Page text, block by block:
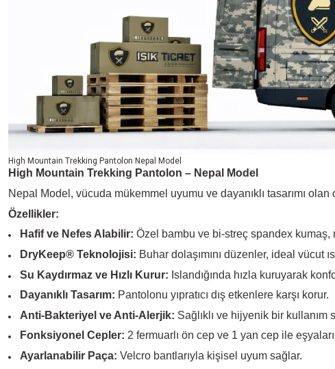
High Mountain Trekking Pantolon Nepal Model
High Mountain Trekking Pantolon – Nepal Model
Nepal Model, vücuda mükemmel uyumu ve dayanıklı tasarımı
Özellikler:
Hafif ve Nefes Alabilir: Özel bambu ve bi-streç spandex kumaş,
DryKeep® Teknolojisi: Buhar dolaşımını düzenler, ideal vücut
Su Kaydırmaz ve Hızlı Kurur: Islandığında hızla kuruyarak
Dayanıklı Tasarım: Pantolonu yıpratıcı dış etkenlere karşı korur.
Anti-Bakteriyel ve Anti-Alerjik: Sağlıklı ve hijyenik bir kullanım
Fonksiyonel Cepler: 2 fermuarlı ön cep ve 1 yan cep ile
Ayarlanabilir Paça: Velcro bantlarıyla kişisel uyum sağlar.